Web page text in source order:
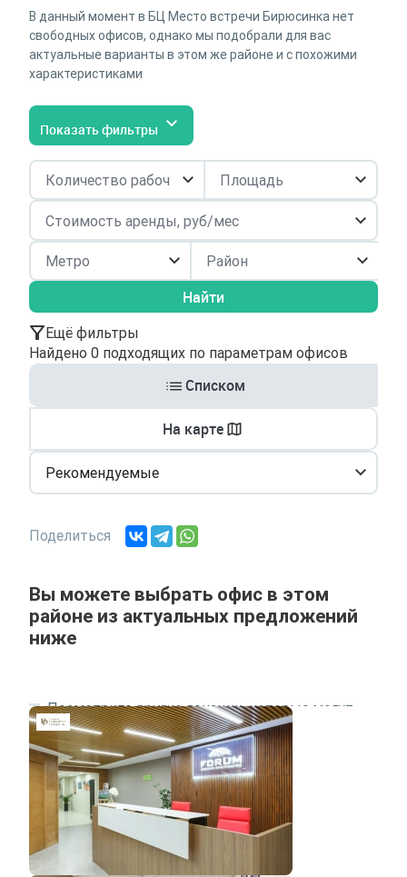
В данный момент в БЦ Место встречи Бирюсинка нет
свободных офисов, однако мы подобрали для вас
актуальные варианты в этом же районе и с похожими
характеристиками
Показать фильтры
Район
Найти
Ещё фильтры
Найдено 0 подходящих по параметрам офисов
Списком
На карте
Рекомендуемые
Поделиться
Вы можете выбрать офис в этом
районе из актуальных предложений
ниже
Посмотрите другие локации, которые могут
подходить под ваш запрос